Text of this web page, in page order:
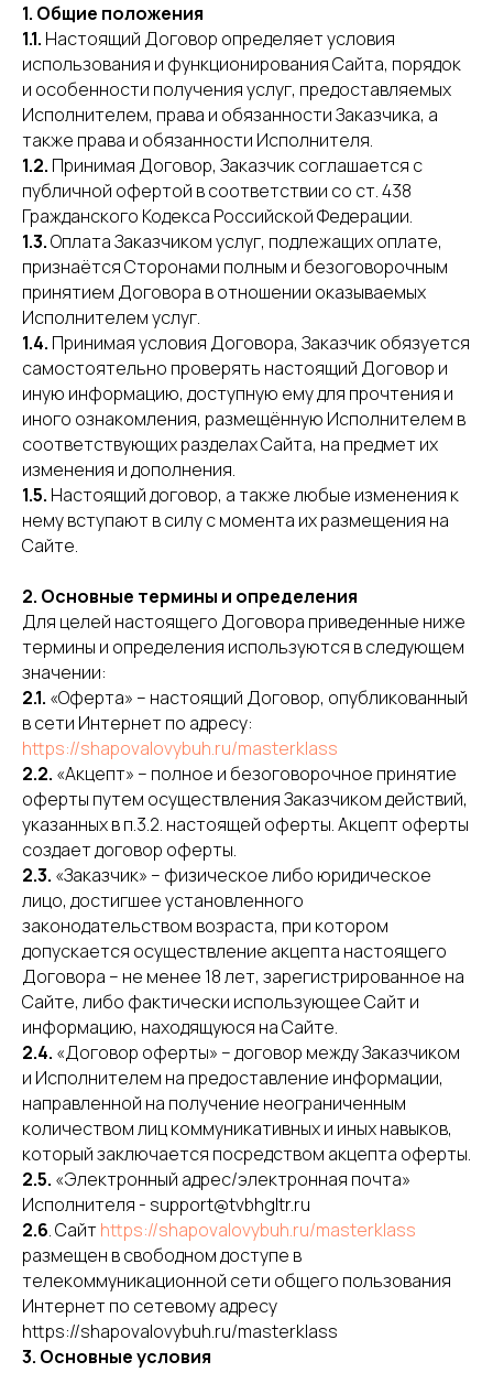
1. Общие положения
1.1. Настоящий Договор определяет условия
использования и функционирования Сайта, порядок
и особенности получения услуг, предоставляемых
Исполнителем, права и обязанности Заказчика, а
также права и обязанности Исполнителя.
1.2. Принимая Договор, Заказчик соглашается с
публичной офертой в соответствии со ст. 438
Гражданского Кодекса Российской Федерации.
1.3.Оплата Заказчиком услуг, подлежащих оплате,
признаётся Сторонами полным и безоговорочным
принятием Договора в отношении оказываемых
Исполнителем услуг.
1.4. Принимая условия Договора, Заказчик обязуется
самостоятельно проверять настоящий Договор и
иную информацию, доступную ему для прочтения и
иного ознакомления, размещённую Исполнителем в
соответствующих разделах Сайта, на предмет их
изменения и дополнения.
1.5. Настоящий договор, а также любые изменения к
нему вступают в силу с момента их размещения на
Сайте.
2. Основные термины и определения
Для целей настоящего Договора приведенные ниже
термины и определения используются в следующем
значении:
2.1. «Оферта» – настоящий Договор, опубликованный
в сети Интернет по адресу:
https://shapovalovybuh.ru/masterklass
2.2. «Акцепт» – полное и безоговорочное принятие
оферты путем осуществления Заказчиком действий,
указанных в п.3.2. настоящей оферты. Акцепт оферты
создает договор оферты.
2.3. «Заказчик» – физическое либо юридическое
лицо, достигшее установленного
законодательством возраста, при котором
допускается осуществление акцепта настоящего
Договора – не менее 18 лет, зарегистрированное на
Сайте, либо фактически использующее Сайт и
информацию, находящуюся на Сайте.
2.4. «Договор оферты» – договор между Заказчиком
и Исполнителем на предоставление информации,
направленной на получение неограниченным
количеством лиц коммуникативных и иных навыков,
который заключается посредством акцепта оферты.
2.5. «Электронный адрес/электронная почта»
Исполнителя - support@tvbhgltr.ru
2.6. Сайтhttps://shapovalovybuh.ru/masterklass
размещен в свободном доступе в
телекоммуникационной сети общего пользования
Интернет по сетевому адресу
https://shapovalovybuh.ru/masterklass
3. Основные условия